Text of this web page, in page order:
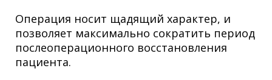
Операция носит щадящий характер, и
позволяет максимально сократить период
послеоперационного восстановления
пациента.